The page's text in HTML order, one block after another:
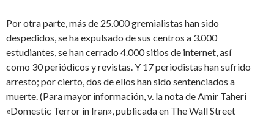
Por otra parte, más de 25.000 gremialistas han sido
despedidos, se ha expulsado de sus centros a 3.000
estudiantes, se han cerrado 4.000 sitios de internet, así
como 30 periódicos y revistas. Y 17 periodistas han sufrido
arresto; por cierto, dos de ellos han sido sentenciados a
muerte. (Para mayor información, v. la nota de Amir Taheri
«Domestic Terror in Iran», publicada en The Wall Street